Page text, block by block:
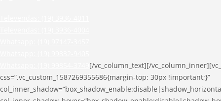
[/vc_column_text][/
css=”.vc_custom_1587269355686{margin-top: 30px !important;}”